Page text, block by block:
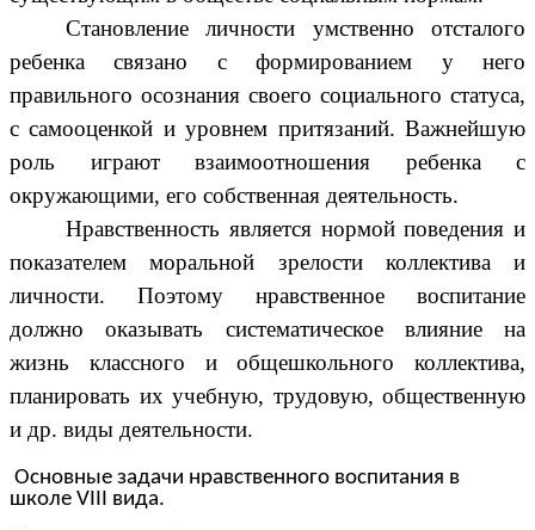
Становление личности умственно отсталого
ребенка связано с формированием у него
правильного осознания своего социального статуса,
с самооценкой и уровнем притязаний. Важнейшую
роль играют взаимоотношения ребенка с
окружающими, его собственная деятельность.
Нравственность является нормой поведения и
показателем моральной зрелости коллектива и
личности. Поэтому нравственное воспитание
должно оказывать систематическое влияние на
жизнь классного и общешкольного коллектива,
планировать их учебную, трудовую, общественную
и др. виды деятельности.
Основные задачи нравственного воспитания в
школе VIII вида.